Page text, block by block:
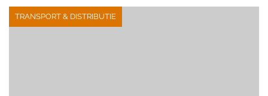
TRANSPORT & DISTRIBUTIE